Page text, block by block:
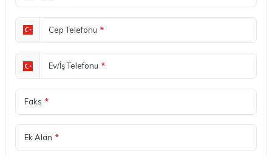
Cep Telefonu *
Ev/İş Telefonu *
Faks *
Ek Alan *